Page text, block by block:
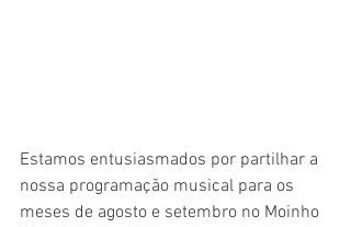
Estamos entusiasmados por partilhar a
nossa programação musical para os
meses de agosto e setembro no Moinho